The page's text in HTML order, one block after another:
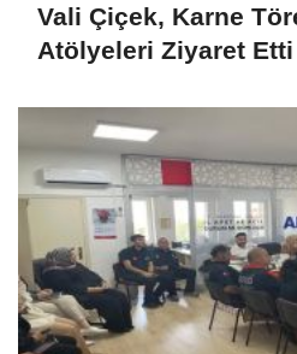
Vali Çiçek, Karne
Atölyeleri Ziyaret Etti